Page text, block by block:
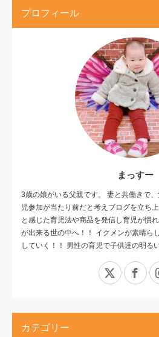
プロフィール
まっすー
3歳の娘がいる父親です。 妻と共働きで
児参加が当たり前だと考えブログを立ち
と感じた育児法や商品を発信し育児が慣
が出来る世の中へ！！ イクメンが素晴ら
していく！！ 男性の育児で子供達の明る
X
カテゴリー